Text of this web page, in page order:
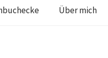
Über mich